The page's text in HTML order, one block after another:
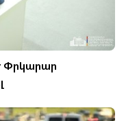
Փրկարար